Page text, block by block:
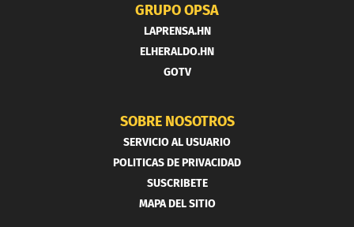
GRUPO OPSA
LAPRENSA.HN
ELHERALDO.HN
GOTV
SOBRE NOSOTROS
SERVICIO AL USUARIO
POLITICAS DE PRIVACIDAD
SUSCRIBETE
MAPA DEL SITIO